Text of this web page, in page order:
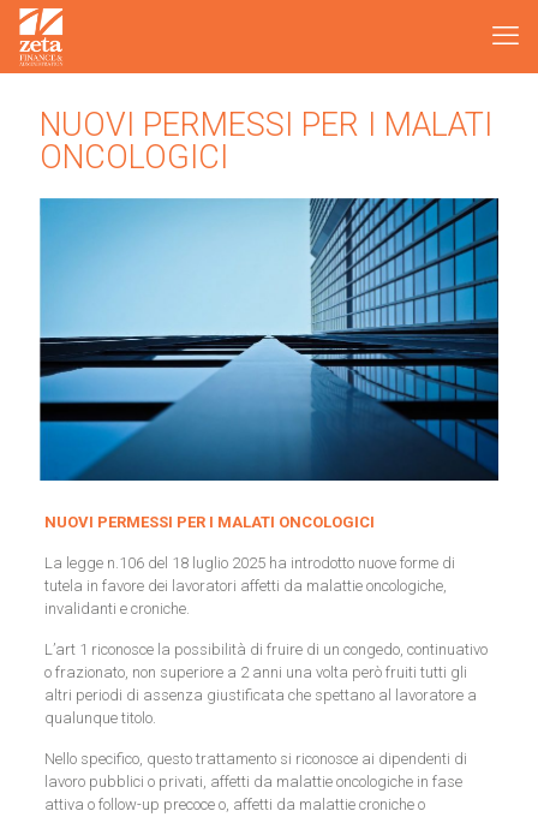
NUOVI PERMESSI PER I MALATI
ONCOLOGICI
NUOVI PERMESSI PER I MALATI ONCOLOGICI
La legge n.106 del 18 luglio 2025 ha introdotto nuove forme di
tutela in favore dei lavoratori affetti da malattie oncologiche,
invalidanti e croniche.
L’art 1 riconosce la possibilità di fruire di un congedo, continuativo
o frazionato, non superiore a 2 anni una volta però fruiti tutti gli
altri periodi di assenza giustificata che spettano al lavoratore a
qualunque titolo.
Nello specifico, questo trattamento si riconosce ai dipendenti di
lavoro pubblici o privati, affetti da malattie oncologiche in fase
attiva o follow-up precoce o, affetti da malattie croniche o